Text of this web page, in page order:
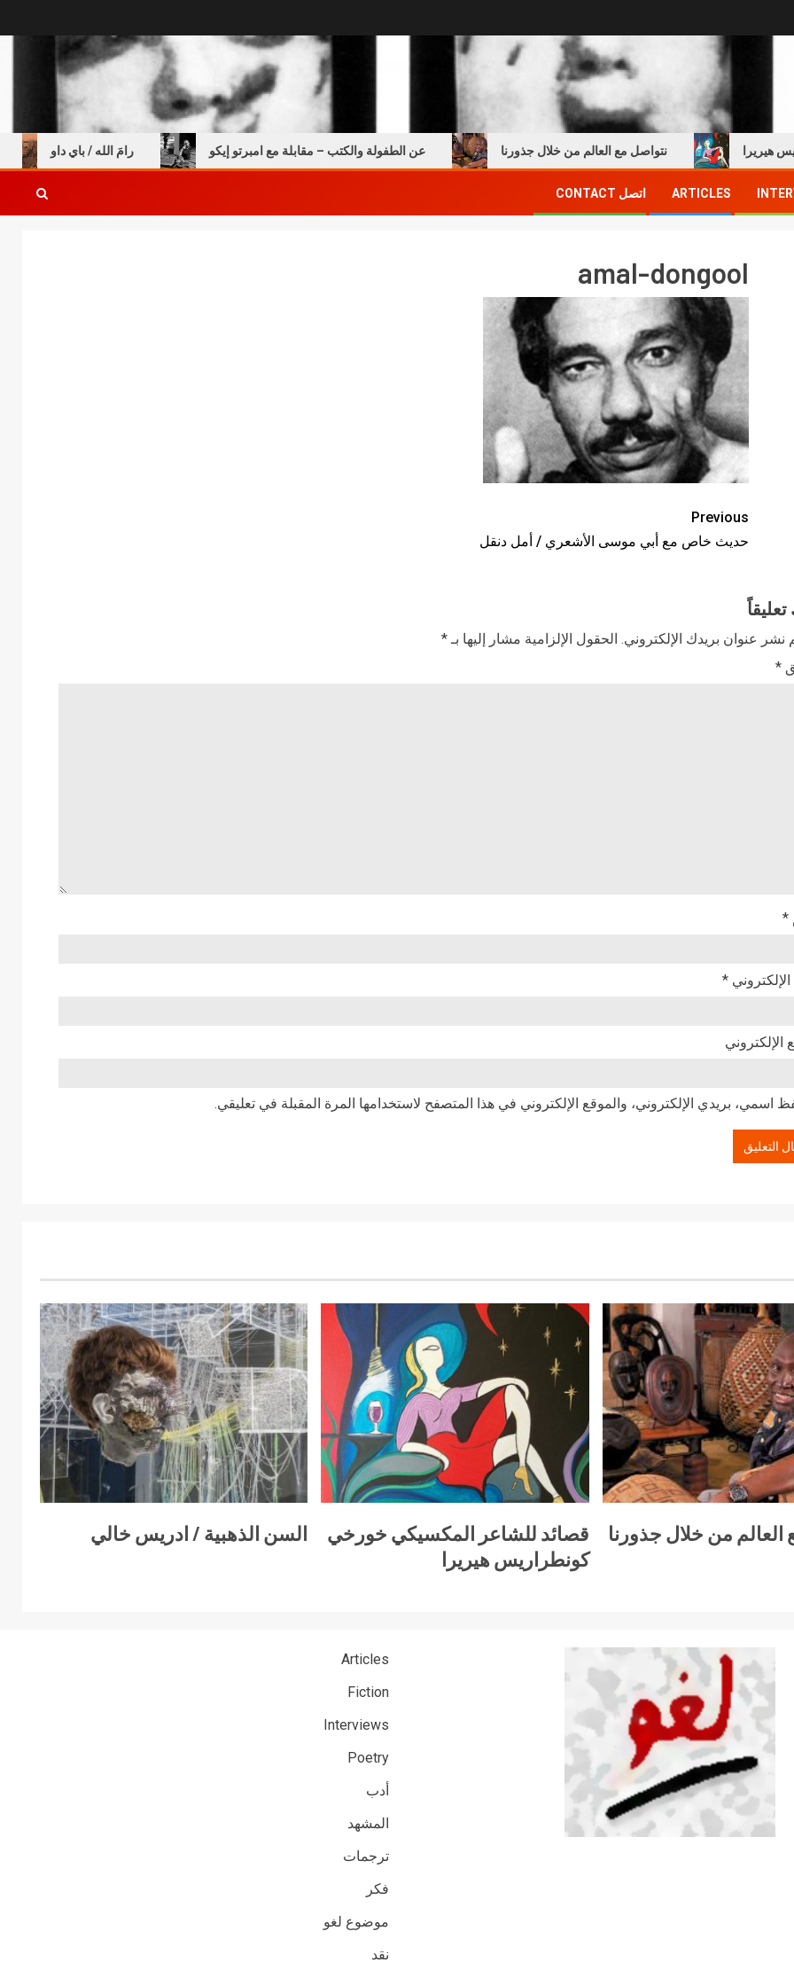
رامَ الله / باي داو عن الطفولة والكتب – مقابلة مع امبرتو إيكو نتواصل مع العالم من خلال جذورنا
ARTICLES اتصل CONTACT
amal-dongool
Previous
حديث خاص مع أبي موسى الأشعري / أمل دنقل
نشر عنوان بريدك الإلكتروني. الحقول الإلزامية مشار إليها بـ*
*
*
الإلكتروني *
الإلكتروني
اسمي، بريدي الإلكتروني، والموقع الإلكتروني في هذا المتصفح لاستخدامها المرة المقبلة في تعليقي.
العالم من خلال جذورنا
قصائد للشاعر المكسيكي خورخي
كونطراريس هيريرا
السن الذهبية / ادريس خالي
Articles
Fiction
Interviews
Poetry
أدب
المشهد
ترجمات
فكر
موضوع لغو
نقد